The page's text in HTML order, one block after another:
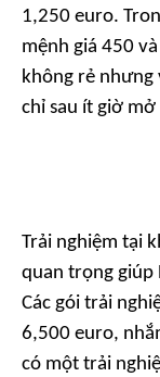
1,250 euro.
mệnh giá 450
không rẻ nhưng
chỉ sau ít giờ mở
Trải nghiệm tại
quan trọng giúp
Các gói trải
6,500 euro,
có một trải